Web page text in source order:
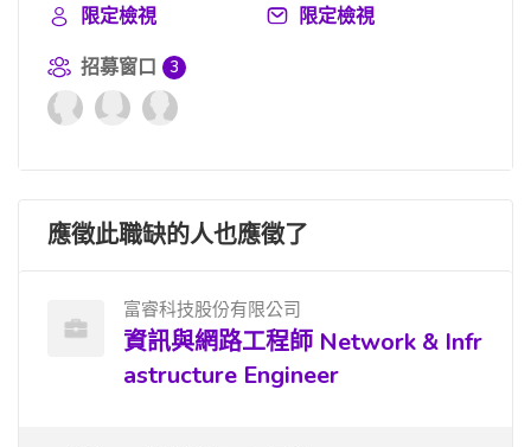
限定檢視
限定檢視
招募窗口
3
應徵此職缺的人也應徵了
富睿科技股份有限公司
資訊與網路工程師 Network & Infr
astructure Engineer